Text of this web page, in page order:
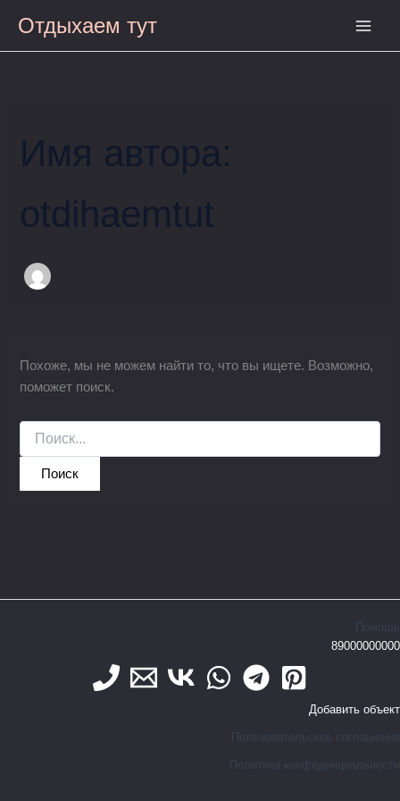
содержимому
Отдыхаем тут
Main
Имя автора:
otdihaemtut
Похоже, мы не можем найти то, что вы ищете. Возможно,
поможет поиск.
Помощь
89000000000
Добавить объект
Пользовательское соглашение
Политика конфиденциальности